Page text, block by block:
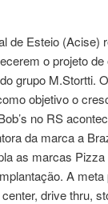
de Esteio (Acise)
o projeto
grupo M.Stortti.
objetivo o
no RS
da marca a
as marcas
A
drive thru,